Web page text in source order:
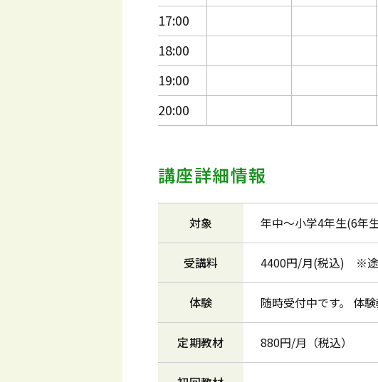
17:00
18:00
19:00
20:00
講座詳細情報
対象 年中～小学4年生(6年
受講料 4400円/月(税込) ※途
体験 随時受付中です。 体
定期教材 880円/月（税込）